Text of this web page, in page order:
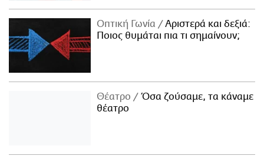
Οπτική Γωνία
Αριστερά και δεξιά:
Ποιος θυμάται πια τι σημαίνουν;
Θέατρο
Όσα ζούσαμε, τα κάναμε
θέατρο